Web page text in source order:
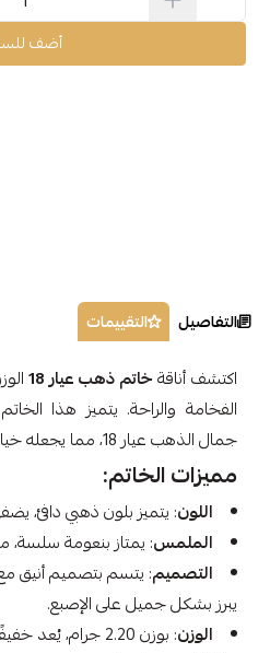
أضف
التفاصيل التقييمات
اكتشف أناقةخاتم ذهب عيار 18
الفخامة والراحة. يتميز هذا
جمال الذهب عيار 18، مما يجعله خيارًا مثاليًا لكل المناسبات.
مميزات الخاتم:
اللون: يتميز بلون ذهبي دافئ،
الملمس: يمتاز بنعومة سلسة،
التصميم: يتسم بتصميم أنيق
يبرز بشكل جميل على الإصبع.
الوزن
: بوزن 2.20 جرام،